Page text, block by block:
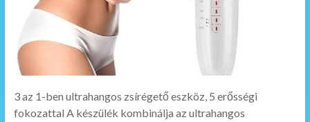
3 az 1-ben ultrahangos zsírégető eszköz, 5 erősségi
fokozattal A készülék kombinálja az ultrahangos